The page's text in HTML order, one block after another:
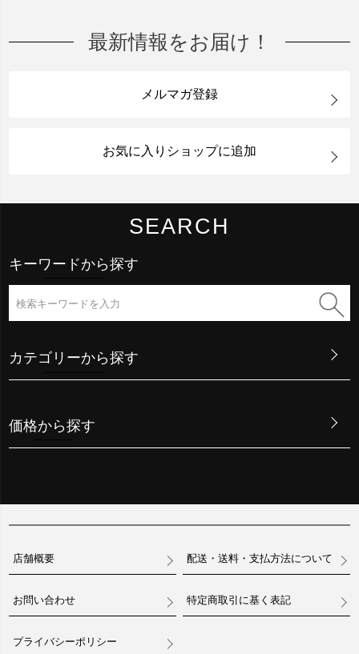
最新情報をお届け！
メルマガ登録
お気に入りショップに追加
SEARCH
キーワードから探す
カテゴリーから探す
価格から探す
店舗概要 配送・送料・支払方法について
お問い合わせ 特定商取引に基く表記
プライバシーポリシー